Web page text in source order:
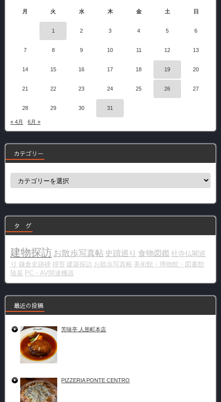
月 火 水 木 金 土 日
1 2 3 4 5 6
7 8 9 10 11 12 13
14 15 16 17 18 19 20
21 22 23 24 25 26 27
28 29 30 31
« 4月 6月 »
カテゴリー
カ
ー
タ グ
建物探訪 お散歩写真帖 史蹟巡り 食物図鑑 社寺仏閣巡
り 鎌倉史跡碑 掃苔 建築探訪 お散歩写真帳 美術館・博物館・図書館
陵墓 PC・AV関連機器
最近の投稿
芳味亭 人形町本店
PIZZERIA PONTE CENTRO